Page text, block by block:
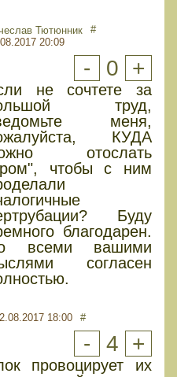
Тютюнник
20:09
#
- 0 +
не сочтете за
труд,
меня,
КУДА
отослать
чтобы с ним
Буду
благодарен.
всеми вашими
согласен
18:00 #
- 4 +
провоцирует их